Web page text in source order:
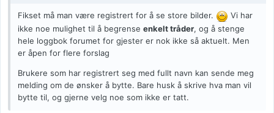
Fikset må man være registrert for å se store bilder.
Vi har
ikke noe mulighet til å begrense enkelt tråder, og å stenge
hele loggbok forumet for gjester er nok ikke så aktuelt. Men
er åpen for flere forslag
Brukere som har registrert seg med fullt navn kan sende meg
melding om de ønsker å bytte. Bare husk å skrive hva man vil
bytte til, og gjerne velg noe som ikke er tatt.